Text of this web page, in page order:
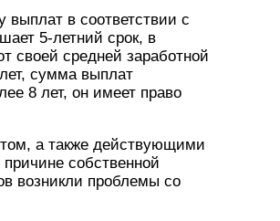
выплат в соответствии с
5-летний срок, в
своей средней заработной
сумма выплат
8 лет, он имеет право
а также действующими
собственной
возникли проблемы со